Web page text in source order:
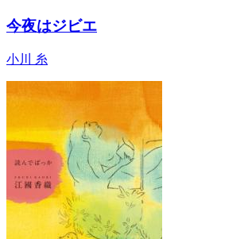
今夜はジビエ
小川 糸